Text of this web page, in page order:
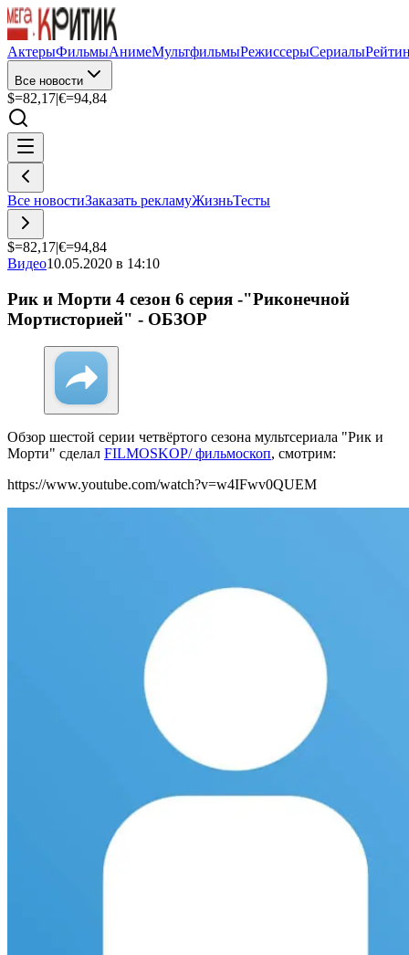
АктерыФильмыАнимеМультфильмыРежиссерыСериалы
Все новости
$=82,17|€=94,84
Все новостиЗаказать рекламуЖизньТесты
$=82,17|€=94,84
Видео10.05.2020 в 14:10
Рик и Морти 4 сезон 6 серия -"Риконечной
Мортисторией" - ОБЗОР
Обзор шестой серии четвёртого сезона мультсериала "Рик и
Морти" сделал FILMOSKOP/ фильмоскоп, смотрим:
https://www.youtube.com/watch?v=w4IFwv0QUEM